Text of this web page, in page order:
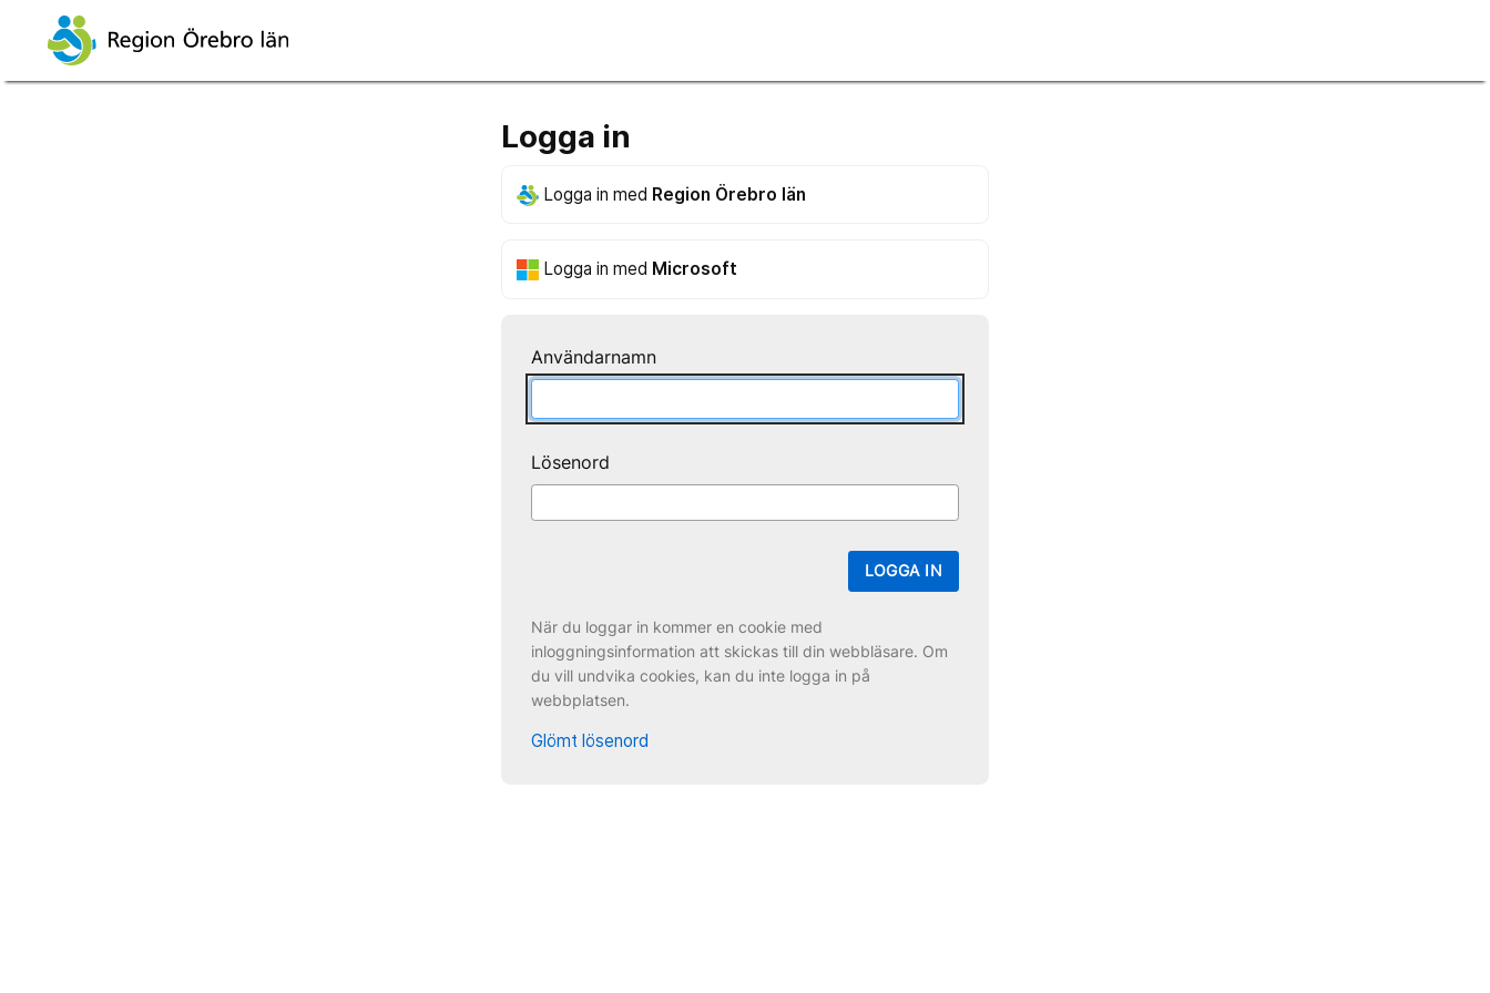
Logga in
Logga in med Region Örebro län
Logga in med Microsoft
Användarnamn
Lösenord
LOGGA IN
När du loggar in kommer en cookie med
inloggningsinformation att skickas till din webbläsare. Om
du vill undvika cookies, kan du inte logga in på
webbplatsen.
Glömt lösenord